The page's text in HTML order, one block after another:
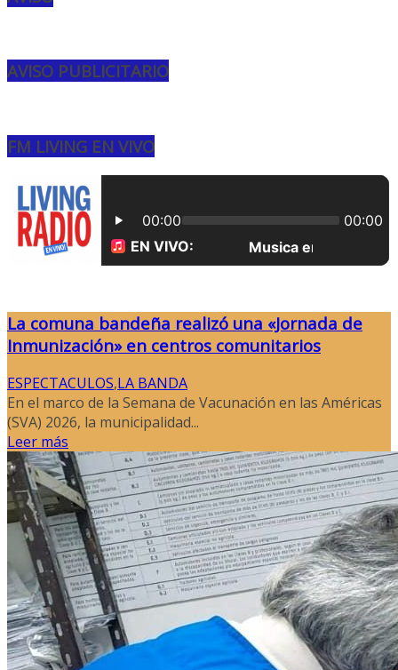
AVISO PUBLICITARIO
FM LIVING EN VIVO
La comuna bandeña realizó una «Jornada de
Inmunización» en centros comunitarios
ESPECTACULOS,LA BANDA
En el marco de la Semana de Vacunación en las Américas
(SVA) 2026, la municipalidad...
Leer más